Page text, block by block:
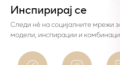
Инспирирај се
Следи нѐ на социјалните мрежи
модели, инспирации и